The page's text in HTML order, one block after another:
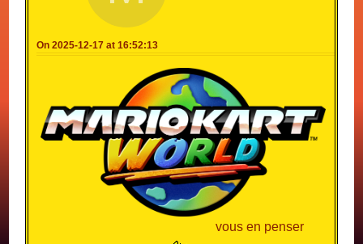
On 2025-12-17 at 16:52:13
vous en penser